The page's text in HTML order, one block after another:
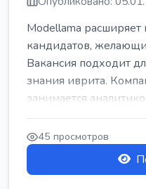
Modellama
кандидатов,
Вакансия подходит
знания иврита.
занимается
45 просмотров